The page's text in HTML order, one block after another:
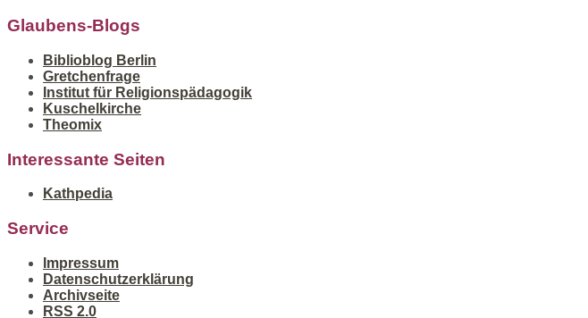
Glaubens-Blogs
Biblioblog Berlin
Gretchenfrage
Institut für Religionspädagogik
Kuschelkirche
Theomix
Interessante Seiten
Kathpedia
Service
Impressum
Datenschutzerklärung
Archivseite
RSS 2.0